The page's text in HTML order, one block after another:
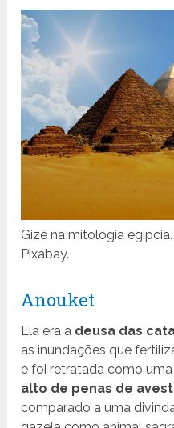
Gizé na mitologia
Pixabay.
Anouket
Ela era a deusa das
as inundações que
e foi retratada como uma
alto de penas de
comparado a uma